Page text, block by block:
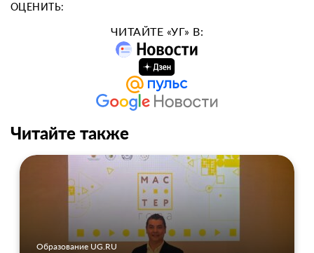
ОЦЕНИТЬ:
ЧИТАЙТЕ «УГ» В:
Читайте также
Образование UG.RU